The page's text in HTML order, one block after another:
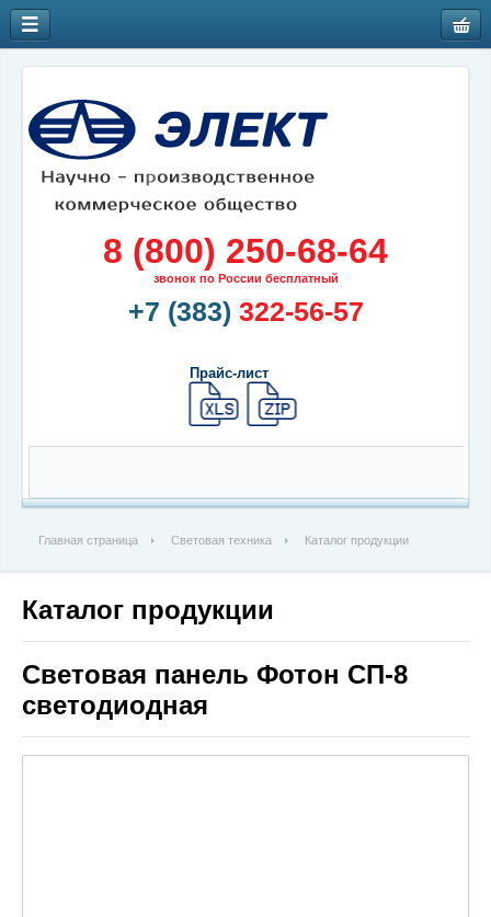
8 (800) 250-68-64
звонок по России бесплатный
+7 (383) 322-56-57
Прайс-лист
Главная страница Световая техника Каталог продукции
Каталог продукции
Световая панель Фотон СП-8
светодиодная